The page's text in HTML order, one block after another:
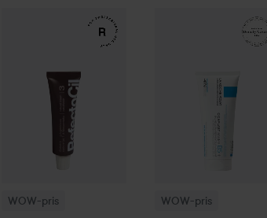
WOW-pris
RefectoCilEyelash & Eyebrow Tint 3
WOW-pris
La Roche-